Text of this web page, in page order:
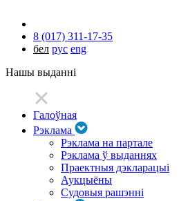
8 (017) 311-17-35
бел рус eng
Нашы выданні
Галоўная
Рэклама
Рэклама на партале
Рэклама ў выданнях
Праектныя дэкларацыі
Аукцыёны
Судовыя рашэнні